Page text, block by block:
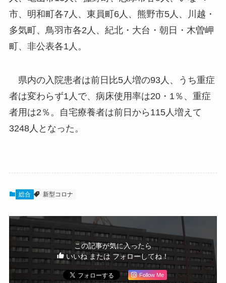
市、明和町各7人、東員町6人、熊野市5人、川越・
多気町、鳥羽市各2人、紀北・大台・朝日・木曽岬
町、非公表各1人。
県内の入院患者は前日比5人増の93人、うち重症
者は変わらず1人で、病床使用率は20・1％、重症
者用は2％。自宅療養者は前日から115人増えて
3248人となった。
総合 新型コロナ
この記事が気に入ったら
いいね または フォローしてね！
Follow Me